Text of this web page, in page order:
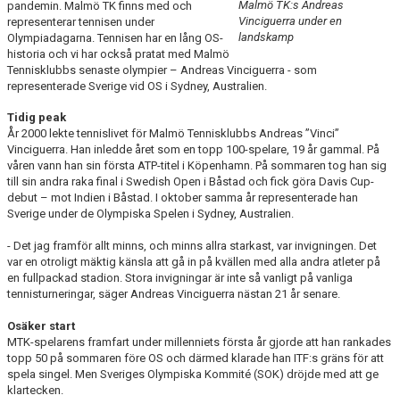
Malmö TK:s Andreas
Vinciguerra under en
landskamp
pandemin. Malmö TK finns med och
representerar tennisen under
Olympiadagarna. Tennisen har en lång OS-
historia och vi har också pratat med Malmö
Tennisklubbs senaste olympier – Andreas Vinciguerra - som
representerade Sverige vid OS i Sydney, Australien.
Tidig peak
År 2000 lekte tennislivet för Malmö Tennisklubbs Andreas ”Vinci”
Vinciguerra. Han inledde året som en topp 100-spelare, 19 år gammal. På
våren vann han sin första ATP-titel i Köpenhamn. På sommaren tog han sig
till sin andra raka final i Swedish Open i Båstad och fick göra Davis Cup-
debut – mot Indien i Båstad. I oktober samma år representerade han
Sverige under de Olympiska Spelen i Sydney, Australien.
- Det jag framför allt minns, och minns allra starkast, var invigningen. Det
var en otroligt mäktig känsla att gå in på kvällen med alla andra atleter på
en fullpackad stadion. Stora invigningar är inte så vanligt på vanliga
tennisturneringar, säger Andreas Vinciguerra nästan 21 år senare.
Osäker start
MTK-spelarens framfart under millenniets första år gjorde att han rankades
topp 50 på sommaren före OS och därmed klarade han ITF:s gräns för att
spela singel. Men Sveriges Olympiska Kommité (SOK) dröjde med att ge
klartecken.